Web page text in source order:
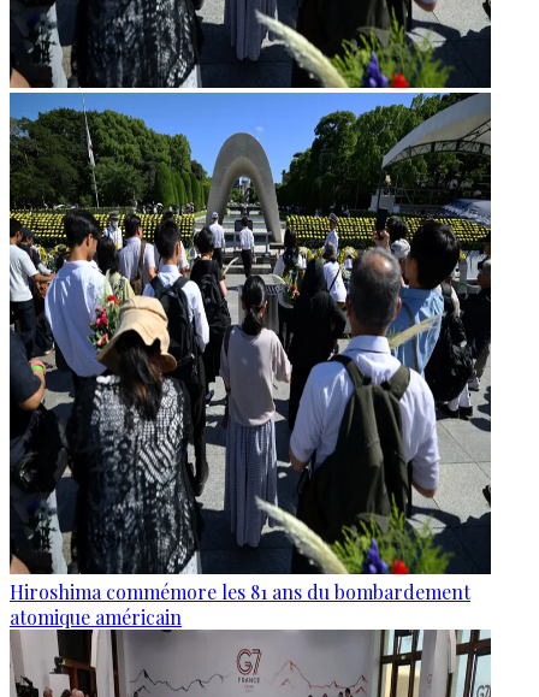
Hiroshima commémore les 81 ans du bombardement
atomique américain